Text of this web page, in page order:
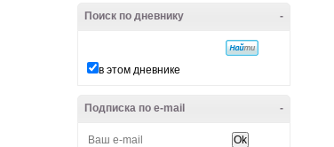
-
Поиск по дневнику
в этом дневнике
-
Подписка по e-mail